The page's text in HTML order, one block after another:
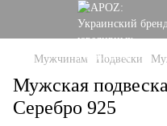
Мужчинам Подвески
Мужская
Серебро 925